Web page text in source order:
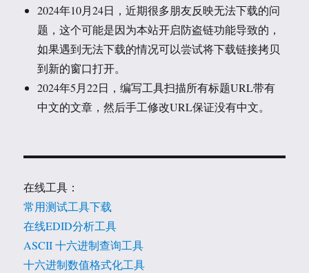
2024年10月24日，近期很多朋友反映无法下载的问
题，这个可能是因为本站开启防盗链功能导致的，
如果遇到无法下载的情况可以尝试将下载链接拷贝
到新的窗口打开。
2024年5月22日，编写工具扫描所有标题URL带有
中文的文章，然后手工修改URL保证没有中文。
在线工具：
常用测试工具下载
在线EDID分析工具
ASCII 十六进制查询工具
十六进制数值格式化工具